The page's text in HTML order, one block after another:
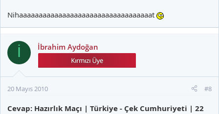
Nihaaaaaaaaaaaaaaaaaaaaaaaaaaaaaaaaaat
İ İbrahim Aydoğan
20 Mayıs 2010 #8
Cevap: Hazırlık Maçı | Türkiye - Çek Cumhuriyeti | 22